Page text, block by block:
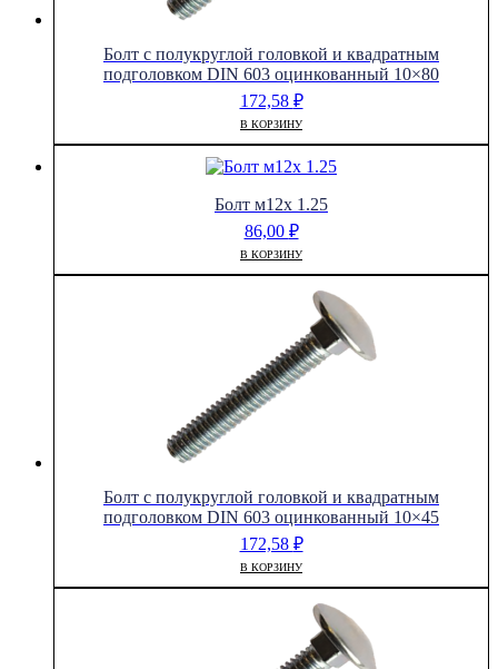
Болт с полукруглой головкой и квадратным
подголовком DIN 603 оцинкованный 10×80
172,58 ₽
В КОРЗИНУ
Болт м12х 1.25
86,00 ₽
В КОРЗИНУ
Болт с полукруглой головкой и квадратным
подголовком DIN 603 оцинкованный 10×45
172,58 ₽
В КОРЗИНУ